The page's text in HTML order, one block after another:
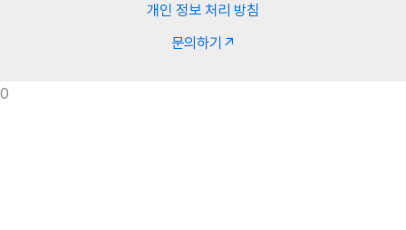
개인 정보 처리 방침
문의하기↗
0